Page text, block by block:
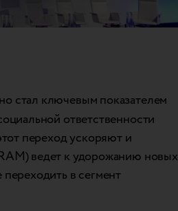
стал ключевым показателем
ответственности
переход ускоряют и
ведет к удорожанию новых
в сегмент